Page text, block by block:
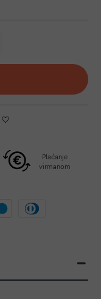
Plaćanje
virmanom